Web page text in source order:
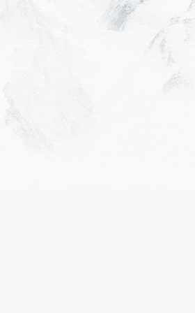
Hörnerbahn – Bolsterlang